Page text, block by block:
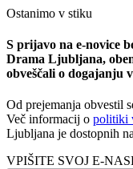
Ostanimo v stiku
S prijavo na e-novice
Drama Ljubljana,
obveščali o dogajanju
Od prejemanja obvestil
Več informacij o politiki
Ljubljana je dostopnih na
VPIŠITE SVOJ E-